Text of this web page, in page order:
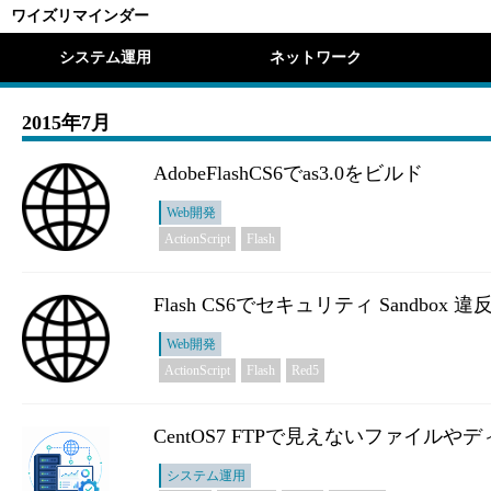
ワイズリマインダー
システム運用 ネットワーク
2015年7月
AdobeFlashCS6でas3.0をビルド
Web開発
ActionScript Flash
Flash CS6でセキュリティ Sandbox 違反
Web開発
ActionScript Flash Red5
CentOS7 FTPで見えないファイルや
システム運用